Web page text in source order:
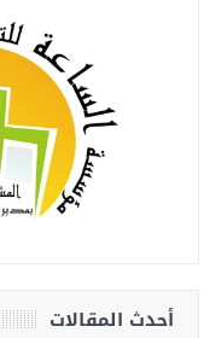
أحدث المقالات